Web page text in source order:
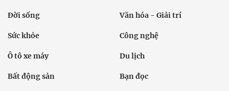
Đời sống Văn hóa - Giải trí
Sức khỏe Công nghệ
Ô tô xe máy Du lịch
Bất động sản Bạn đọc